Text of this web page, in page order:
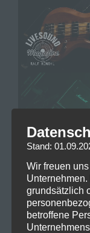
Stand:
Wir freuen
grundsätzlich
betroffene